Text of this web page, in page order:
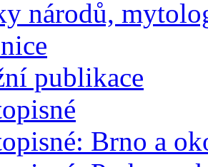
národů,
publikace
Brno a